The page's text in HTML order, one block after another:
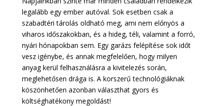
legalább egy ember autóval. Sok esetben csak a
szabadtéri tárolás oldható meg, ami nem előnyös a
viharos időszakokban, és a hideg, téli, valamint a forró,
nyári hónapokban sem. Egy garázs felépítése sok időt
vesz igénybe, és annak megfelelően, hogy milyen
anyag kerül felhasználásra a kivitelezés során,
meglehetősen drága is. A korszerű technológiáknak
köszönhetően azonban választhat gyors és
költséghatékony megoldást!